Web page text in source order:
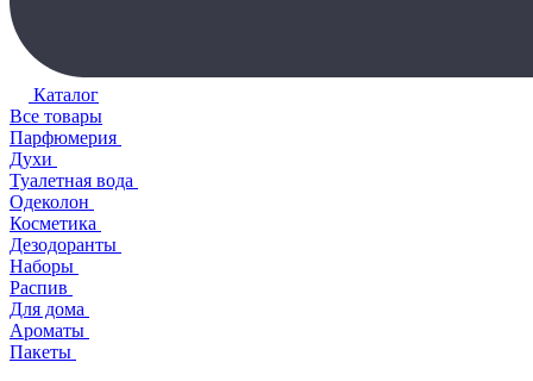
Каталог
Все товары
Парфюмерия
Духи
Туалетная вода
Одеколон
Косметика
Дезодоранты
Наборы
Распив
Для дома
Ароматы
Пакеты